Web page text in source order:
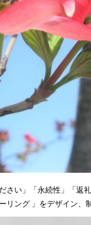
さい」「永続性」「返礼
ング 」をデザイン、